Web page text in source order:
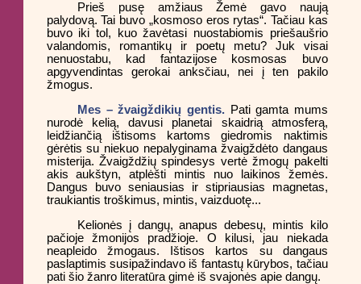
Prieš pusę amžiaus Žemė gavo naują
palydovą. Tai buvo „kosmoso eros rytas“. Tačiau kas
buvo iki tol, kuo žavėtasi nuostabiomis priešaušrio
valandomis, romantikų ir poetų metu? Juk visai
nenuostabu, kad fantazijose kosmosas buvo
apgyvendintas gerokai anksčiau, nei į ten pakilo
žmogus.
Mes – žvaigždikių gentis.Pati gamta mums
nurodė kelią, davusi planetai skaidrią atmosferą,
leidžiančią ištisoms kartoms giedromis naktimis
gėrėtis su niekuo nepalyginama žvaigždėto dangaus
misterija. Žvaigždžių spindesys vertė žmogų pakelti
akis aukštyn, atplėšti mintis nuo laikinos žemės.
Dangus buvo seniausias ir stipriausias magnetas,
traukiantis troškimus, mintis, vaizduotę...
Kelionės į dangų, anapus debesų, mintis kilo
pačioje žmonijos pradžioje. O kilusi, jau niekada
neapleido žmogaus. Ištisos kartos su dangaus
paslaptimis susipažindavo iš fantastų kūrybos, tačiau
pati šio žanro literatūra gimė iš svajonės apie dangų.